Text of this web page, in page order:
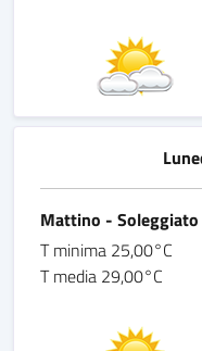
Mattino - Soleggiato
T minima 25,00°C
T media 29,00°C